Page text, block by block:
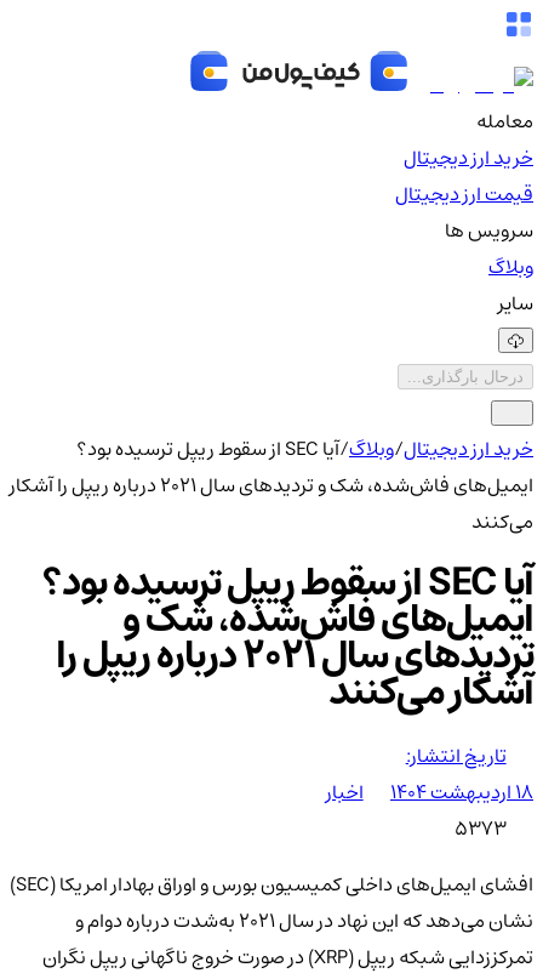
معامله
خرید ارز دیجیتال
قیمت ارز دیجیتال
سرویس ها
وبلاگ
سایر
درحال بارگذاری...
خرید ارز دیجیتال/وبلاگ/
آیا SEC از سقوط ریپل ترسیده بود؟
ایمیل‌های فاش‌شده، شک و تردیدهای سال ۲۰۲۱ درباره ریپل را آشکار
می‌کنند
آیا SEC از سقوط ریپل ترسیده بود؟
ایمیل‌های فاش‌شده، شک و
تردیدهای سال ۲۰۲۱ درباره ریپل را
آشکار می‌کنند
تاریخ انتشار:
۱۸ اردیبهشت ۱۴۰۴
اخبار
5373
افشای ایمیل‌های داخلی کمیسیون بورس و اوراق بهادار امریکا (SEC)
نشان می‌دهد که این نهاد در سال ۲۰۲۱ به‌شدت درباره دوام و
تمرکززدایی شبکه ریپل (XRP) در صورت خروج ناگهانی ریپل نگران